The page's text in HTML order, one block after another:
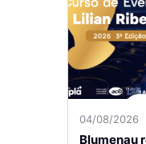
04/08/2026
Blumenau